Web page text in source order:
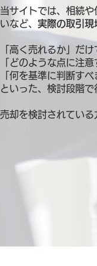
当サイトでは、相続
いなど、 実際の取引現
「高く売れるか」だけ
「どのような点に注意
「何を基準に判断すべ
といった、検討段階で
売却を検討されてい